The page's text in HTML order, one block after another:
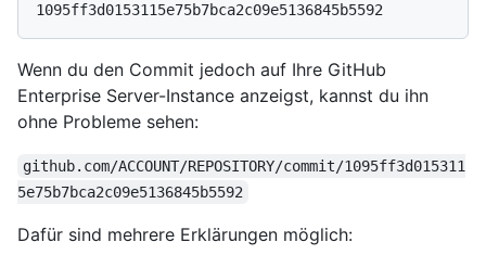
1095ff3d0153115e75b7bca2c09e5136845b5592
Wenn du den Commit jedoch auf Ihre GitHub
Enterprise Server-Instance anzeigst, kannst du ihn
ohne Probleme sehen:
github.com/ACCOUNT/REPOSITORY/commit/1095ff3d015311
5e75b7bca2c09e5136845b5592
Dafür sind mehrere Erklärungen möglich: